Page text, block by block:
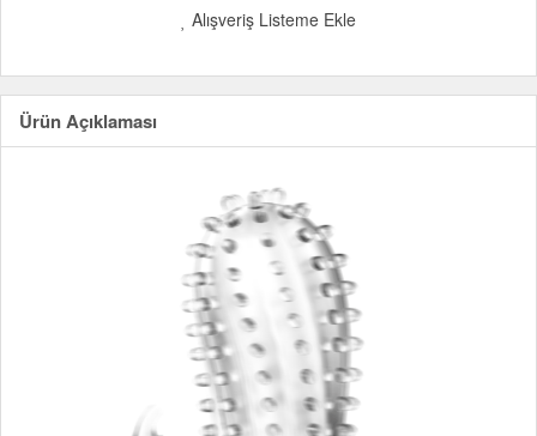
Alışveriş Listeme Ekle
Ürün Açıklaması